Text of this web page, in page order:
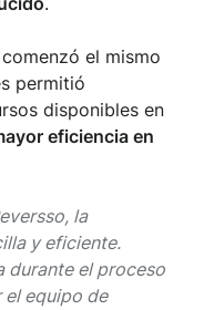
el mismo
permitió
disponibles en
eficiencia en
la
y eficiente.
durante el proceso
equipo de